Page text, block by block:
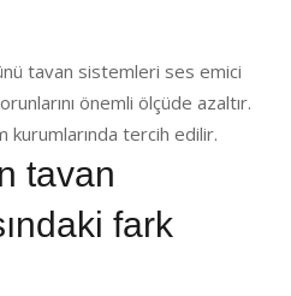
tavan sistemleri ses emici
önemli ölçüde azaltır.
kurumlarında tercih edilir.
tavan
fark